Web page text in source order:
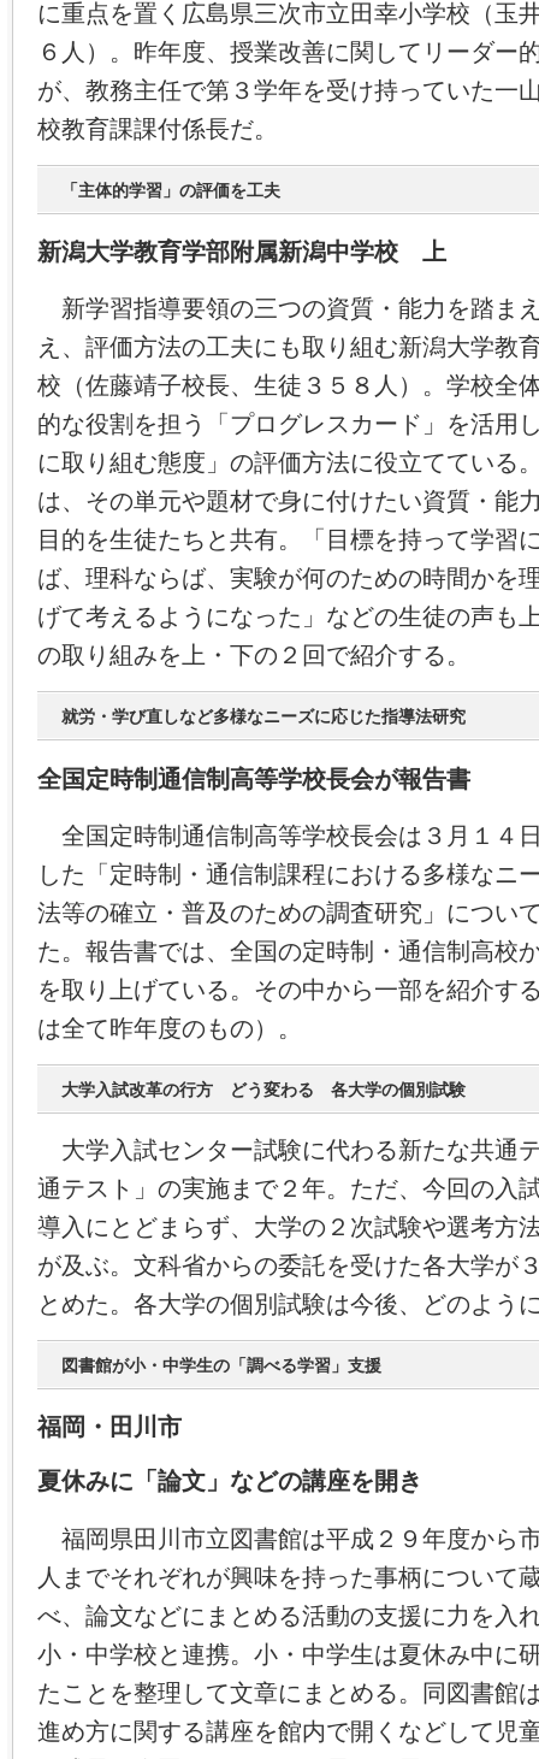
に重点を置く広島県三次市立田幸小学校（玉
６人）。昨年度、授業改善に関してリーダー
が、教務主任で第３学年を受け持っていた一
校教育課課付係長だ。
「主体的学習」の評価を工夫
新潟大学教育学部附属新潟中学校 上
新学習指導要領の三つの資質・能力を踏ま
え、評価方法の工夫にも取り組む新潟大学教
校（佐藤靖子校長、生徒３５８人）。学校全
的な役割を担う「プログレスカード」を活用
に取り組む態度」の評価方法に役立てている
は、その単元や題材で身に付けたい資質・能
目的を生徒たちと共有。「目標を持って学習
ば、理科ならば、実験が何のための時間かを
げて考えるようになった」などの生徒の声も
の取り組みを上・下の２回で紹介する。
就労・学び直しなど多様なニーズに応じた指導法研究
全国定時制通信制高等学校長会が報告書
全国定時制通信制高等学校長会は３月１４
した「定時制・通信制課程における多様なニ
法等の確立・普及のための調査研究」につい
た。報告書では、全国の定時制・通信制高校
を取り上げている。その中から一部を紹介す
は全て昨年度のもの）。
大学入試改革の行方 どう変わる 各大学の個別試験
大学入試センター試験に代わる新たな共通
通テスト」の実施まで２年。ただ、今回の入
導入にとどまらず、大学の２次試験や選考方
が及ぶ。文科省からの委託を受けた各大学が
とめた。各大学の個別試験は今後、どのよう
図書館が小・中学生の「調べる学習」支援
福岡・田川市
夏休みに「論文」などの講座を開き
福岡県田川市立図書館は平成２９年度から
人までそれぞれが興味を持った事柄について
べ、論文などにまとめる活動の支援に力を入
小・中学校と連携。小・中学生は夏休み中に
たことを整理して文章にまとめる。同図書館
進め方に関する講座を館内で開くなどして児